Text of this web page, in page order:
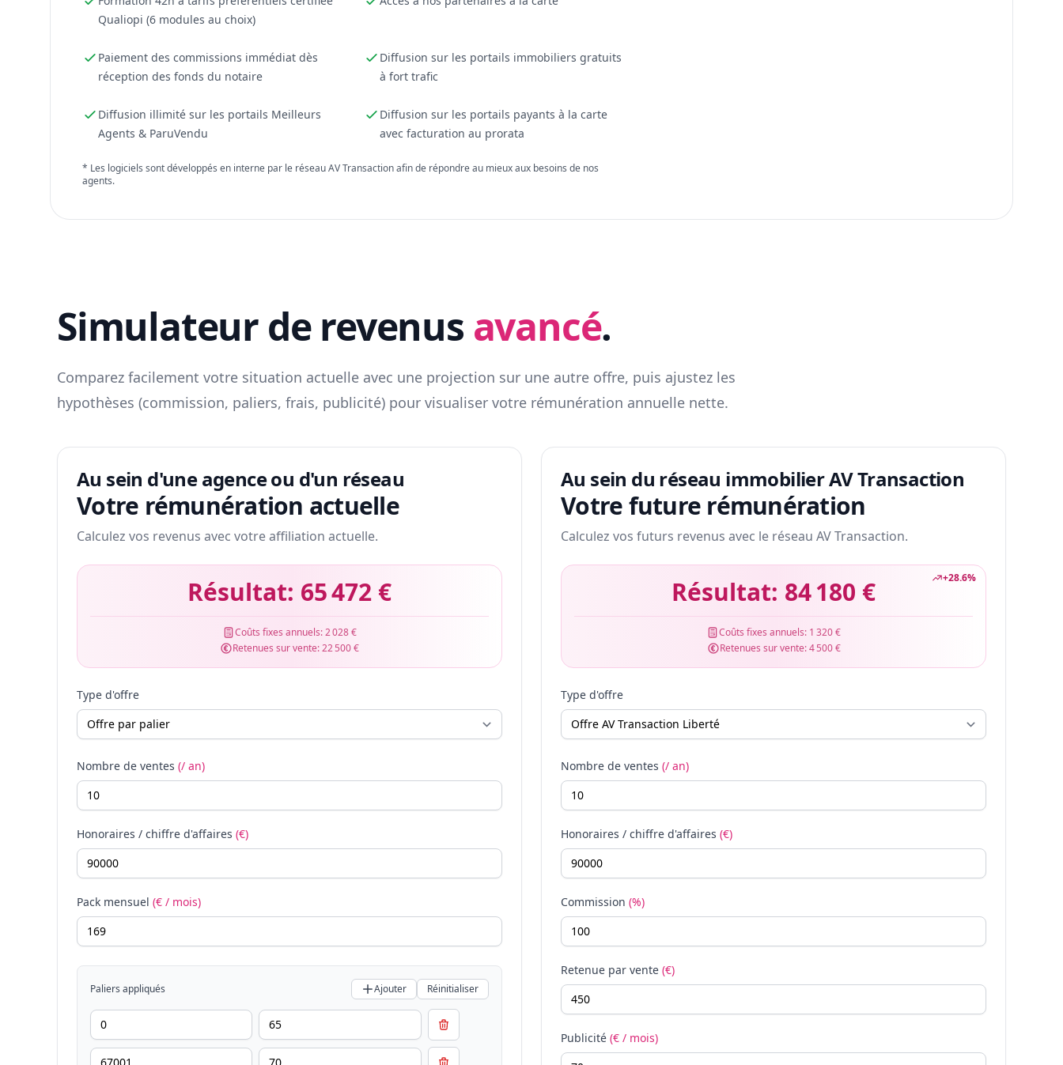
Qualiopi (6 modules au choix)
Paiement des commissions immédiat dès
réception des fonds du notaire
Diffusion sur les portails immobiliers gratuits
à fort trafic
Diffusion illimité sur les portails Meilleurs
Agents & ParuVendu
Diffusion sur les portails payants à la carte
avec facturation au prorata
* Les logiciels sont développés en interne par le réseau AV Transaction afin de répondre au mieux aux besoins de nos
agents.
Simulateur de revenus avancé.
Comparez facilement votre situation actuelle avec une projection sur une autre offre, puis ajustez les
hypothèses (commission, paliers, frais, publicité) pour visualiser votre rémunération annuelle nette.
Au sein d'une agence ou d'un réseau
Votre rémunération actuelle
Calculez vos revenus avec votre affiliation actuelle.
Résultat: 65 472 €
Coûts fixes annuels:2 028 €
Retenues sur vente:22 500 €
Type d'offre
Nombre de ventes (/ an)
Honoraires / chiffre d'affaires (€)
Pack mensuel (€ / mois)
Paliers appliqués Ajouter Réinitialiser
Au sein du réseau immobilier AV Transaction
Votre future rémunération
Calculez vos futurs revenus avec le réseau AV Transaction.
+28.6%
Résultat: 84 180 €
Coûts fixes annuels: 1 320 €
Retenues sur vente:4 500 €
Type d'offre
Nombre de ventes (/ an)
Honoraires / chiffre d'affaires (€)
Commission (%)
Retenue par vente (€)
Publicité (€ / mois)